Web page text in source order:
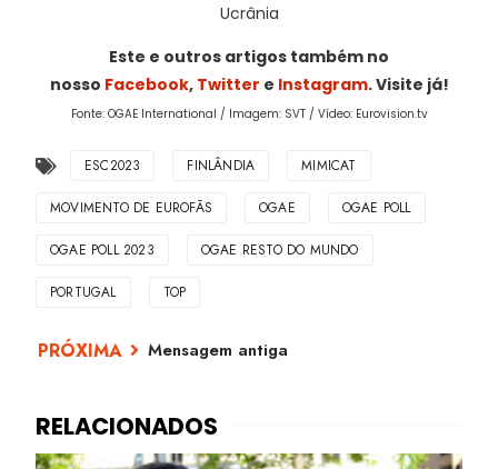
Ucrânia
Este e outros artigos também no
nosso Facebook, Twitter e Instagram. Visite já!
Fonte: OGAE International / Imagem: SVT / Vídeo: Eurovision.tv
ESC2023 FINLÂNDIA MIMICAT
MOVIMENTO DE EUROFÃS OGAE OGAE POLL
OGAE POLL 2023 OGAE RESTO DO MUNDO
PORTUGAL TOP
Mensagem antiga